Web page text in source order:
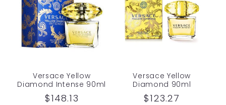
Versace Yellow
Diamond Intense 90ml
Precio
$148.13
Versace Yellow
Diamond 90ml
Precio
$123.27